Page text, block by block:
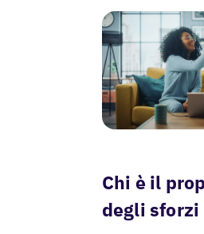
Chi è il
degli sforzi